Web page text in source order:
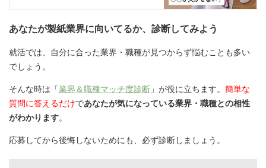
あなたが製紙業界に向いてるか、診断してみよう
就活では、自分に合った業界・職種が見つからず悩むことも多い
でしょう。
そんな時は「業界＆職種マッチ度診断 」が役に立ちます。 簡単な
質問に答えるだけであなたが気になっている業界・職種との相性
がわかります。
応募してから後悔しないためにも、必ず診断しましょう。